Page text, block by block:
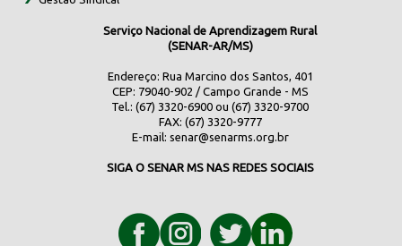
Serviço Nacional de Aprendizagem Rural
(SENAR-AR/MS)
Endereço: Rua Marcino dos Santos, 401
CEP: 79040-902 / Campo Grande - MS
Tel.: (67) 3320-6900 ou (67) 3320-9700
FAX: (67) 3320-9777
E-mail: senar@senarms.org.br
SIGA O SENAR MS NAS REDES SOCIAIS